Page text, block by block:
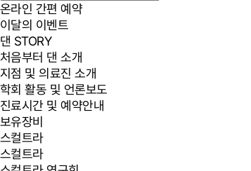
온라인 간편 예약
이달의 이벤트
댄 STORY
처음부터 댄 소개
지점 및 의료진 소개
학회 활동 및 언론보도
진료시간 및 예약안내
보유장비
스컬트라
스컬트라